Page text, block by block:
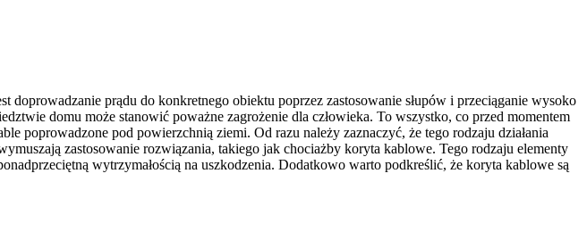
doprowadzanie prądu do konkretnego obiektu poprzez zastosowanie słupów i przeciąganie wysoko
domu może stanowić poważne zagrożenie dla człowieka. To wszystko, co przed momentem
poprowadzone pod powierzchnią ziemi. Od razu należy zaznaczyć, że tego rodzaju działania
zastosowanie rozwiązania, takiego jak chociażby koryta kablowe. Tego rodzaju elementy
wytrzymałością na uszkodzenia. Dodatkowo warto podkreślić, że koryta kablowe są